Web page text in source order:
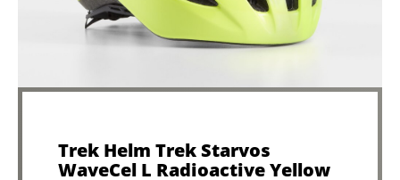
Trek Helm Trek Starvos
WaveCel L Radioactive Yellow